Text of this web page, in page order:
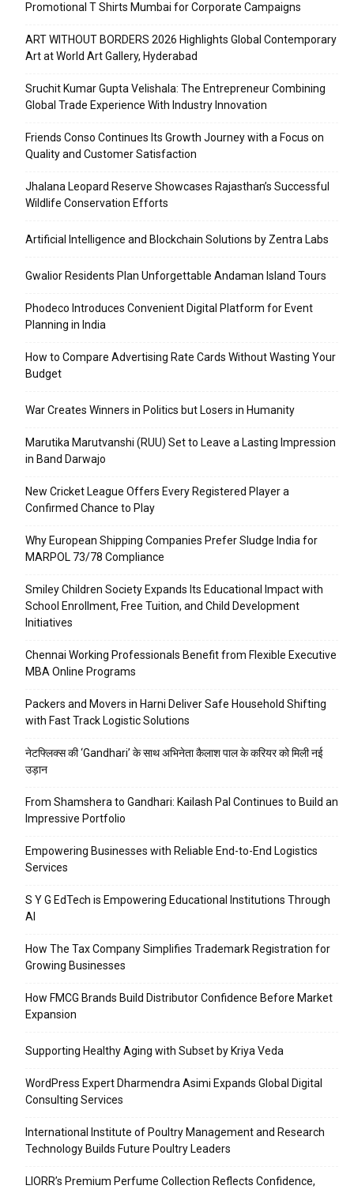
Promotional T Shirts Mumbai for Corporate Campaigns
ART WITHOUT BORDERS 2026 Highlights Global Contemporary
Art at World Art Gallery, Hyderabad
Sruchit Kumar Gupta Velishala: The Entrepreneur Combining
Global Trade Experience With Industry Innovation
Friends Conso Continues Its Growth Journey with a Focus on
Quality and Customer Satisfaction
Jhalana Leopard Reserve Showcases Rajasthan’s Successful
Wildlife Conservation Efforts
Artificial Intelligence and Blockchain Solutions by Zentra Labs
Gwalior Residents Plan Unforgettable Andaman Island Tours
Phodeco Introduces Convenient Digital Platform for Event
Planning in India
How to Compare Advertising Rate Cards Without Wasting Your
Budget
War Creates Winners in Politics but Losers in Humanity
Marutika Marutvanshi (RUU) Set to Leave a Lasting Impression
in Band Darwajo
New Cricket League Offers Every Registered Player a
Confirmed Chance to Play
Why European Shipping Companies Prefer Sludge India for
MARPOL 73/78 Compliance
Smiley Children Society Expands Its Educational Impact with
School Enrollment, Free Tuition, and Child Development
Initiatives
Chennai Working Professionals Benefit from Flexible Executive
MBA Online Programs
Packers and Movers in Harni Deliver Safe Household Shifting
with Fast Track Logistic Solutions
नेटफ्लिक्स की ‘Gandhari’ के साथ अभिनेता कैलाश पाल के करियर को मिली नई
उड़ान
From Shamshera to Gandhari: Kailash Pal Continues to Build an
Impressive Portfolio
Empowering Businesses with Reliable End-to-End Logistics
Services
S Y G EdTech is Empowering Educational Institutions Through
AI
How The Tax Company Simplifies Trademark Registration for
Growing Businesses
How FMCG Brands Build Distributor Confidence Before Market
Expansion
Supporting Healthy Aging with Subset by Kriya Veda
WordPress Expert Dharmendra Asimi Expands Global Digital
Consulting Services
International Institute of Poultry Management and Research
Technology Builds Future Poultry Leaders
LIORR’s Premium Perfume Collection Reflects Confidence,